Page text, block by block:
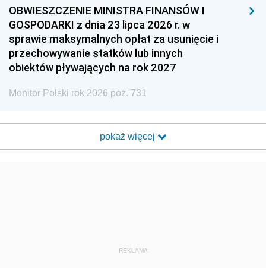
OBWIESZCZENIE MINISTRA FINANSÓW I
GOSPODARKI z dnia 23 lipca 2026 r. w
sprawie maksymalnych opłat za usunięcie i
przechowywanie statków lub innych
obiektów pływających na rok 2027
Monitor Polski rok 2026 poz. 731
pokaż więcej
REKLAMA